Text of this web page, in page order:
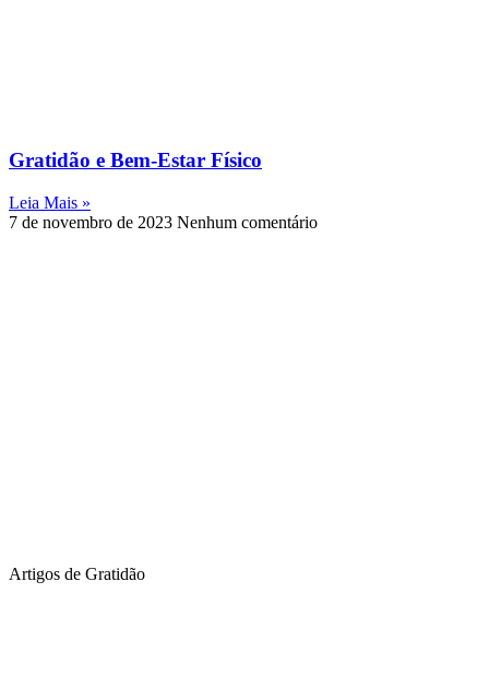
Gratidão e Bem-Estar Físico
Leia Mais »
7 de novembro de 2023 Nenhum comentário
Artigos de Gratidão